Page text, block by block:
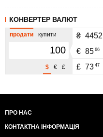
КОНВЕРТЕР ВАЛЮТ
продати купити
£
€
$
₴ 4452
€ 85 66
£ 73 47
ПРО НАС
КОНТАКТНА ІНФОРМАЦІЯ